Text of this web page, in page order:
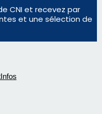
CNI et recevez par
et une sélection de